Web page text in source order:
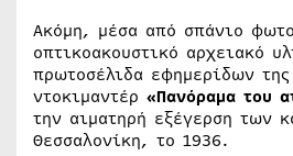
Ακόμη, μέσα από σπάνιο
οπτικοακουστικό αρχειακό
πρωτοσέλιδα εφημερίδων
ντοκιμαντέρ «Πανόραμα του
την αιματηρή εξέγερση των
Θεσσαλονίκη, το 1936.